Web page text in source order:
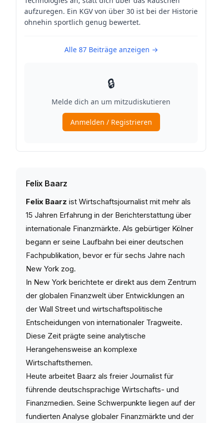
Felix Baarz
Felix Baarz ist Wirtschaftsjournalist mit mehr als
15 Jahren Erfahrung in der Berichterstattung über
internationale Finanzmärkte. Als gebürtiger Kölner
begann er seine Laufbahn bei einer deutschen
Fachpublikation, bevor er für sechs Jahre nach
New York zog.
In New York berichtete er direkt aus dem Zentrum
der globalen Finanzwelt über Entwicklungen an
der Wall Street und wirtschaftspolitische
Entscheidungen von internationaler Tragweite.
Diese Zeit prägte seine analytische
Herangehensweise an komplexe
Wirtschaftsthemen.
Heute arbeitet Baarz als freier Journalist für
führende deutschsprachige Wirtschafts- und
Finanzmedien. Seine Schwerpunkte liegen auf der
fundierten Analyse globaler Finanzmärkte und der